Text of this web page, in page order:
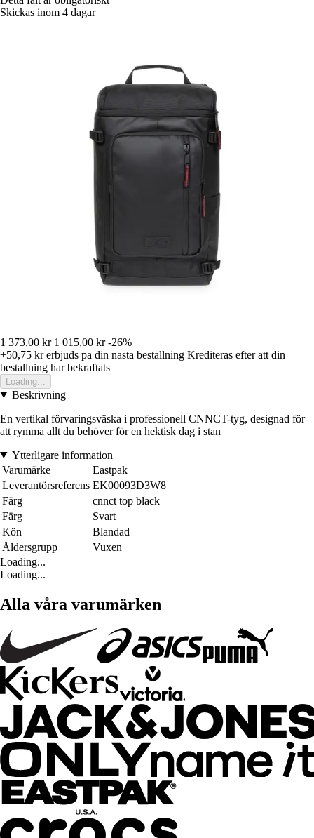
Skickas inom 4 dagar
1 373,00 kr 1 015,00 kr -26%
+50,75 krerbjuds pa din nasta bestallning Krediteras efter att din
bestallning har bekraftats
Loading...
Beskrivning
En vertikal förvaringsväska i professionell CNNCT-tyg, designad för
att rymma allt du behöver för en hektisk dag i stan
Ytterligare information
Varumärke
Eastpak
Leverantörsreferens EK00093D3W8
Färg
cnnct top black
Färg
Svart
Kön
Blandad
Åldersgrupp
Vuxen
Loading...
Loading...
Alla våra varumärken